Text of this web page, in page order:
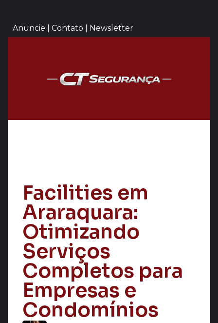
Anuncie | Contato | Newsletter
Facilities em
Araraquara:
Otimizando
Serviços
Completos para
Empresas e
Condomínios